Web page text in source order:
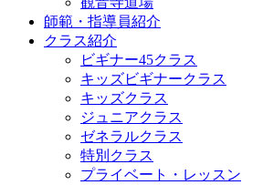
師範・指導員紹介
クラス紹介
ビギナー45クラス
キッズビギナークラス
キッズクラス
ジュニアクラス
ゼネラルクラス
特別クラス
プライベート・レッスン